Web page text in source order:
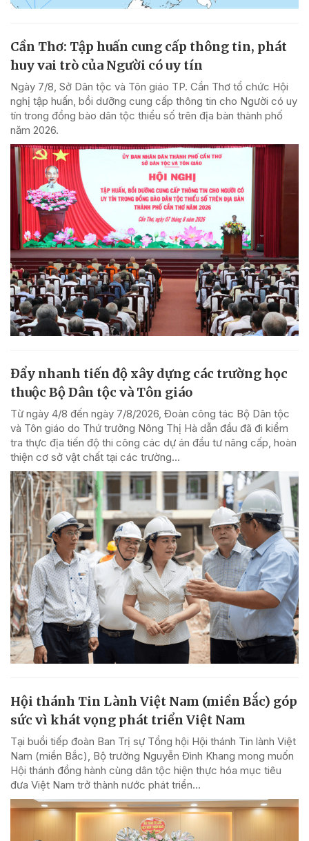
Cần Thơ: Tập huấn cung cấp thông tin, phát
huy vai trò của Người có uy tín
Ngày 7/8, Sở Dân tộc và Tôn giáo TP. Cần Thơ tổ chức Hội
nghị tập huấn, bồi dưỡng cung cấp thông tin cho Người có uy
tín trong đồng bào dân tộc thiểu số trên địa bàn thành phố
năm 2026.
Đẩy nhanh tiến độ xây dựng các trường học
thuộc Bộ Dân tộc và Tôn giáo
Từ ngày 4/8 đến ngày 7/8/2026, Đoàn công tác Bộ Dân tộc
và Tôn giáo do Thứ trưởng Nông Thị Hà dẫn đầu đã đi kiểm
tra thực địa tiến độ thi công các dự án đầu tư nâng cấp, hoàn
thiện cơ sở vật chất tại các trường...
Hội thánh Tin Lành Việt Nam (miền Bắc) góp
sức vì khát vọng phát triển Việt Nam
Tại buổi tiếp đoàn Ban Trị sự Tổng hội Hội thánh Tin lành Việt
Nam (miền Bắc), Bộ trưởng Nguyễn Đình Khang mong muốn
Hội thánh đồng hành cùng dân tộc hiện thực hóa mục tiêu
đưa Việt Nam trở thành nước phát triển...